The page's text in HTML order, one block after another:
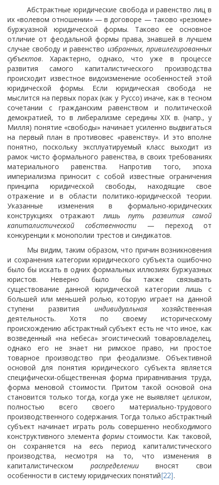
Абстрактные юридические свобода и равенство лиц в
их «волевом отношении» — в договоре — таково «резюме»
буржуазной юридической формы. Таково ее основное
отличие от феодальной формы права, знавшей в лучшем
случае свободу и равенство избранных, привилегированных
субъектов. Характерно, однако, что уже в процессе
развития самого капиталистического производства
происходит известное видоизменение особенностей этой
юридической формы. Если юридическая свобода не
мыслится на первых порах (как у Руссо) иначе, как в тесном
сочетании с гражданским равенством и политической
демократией, то в либерализме середины XIX в. (напр., у
Милля) понятие «свободы» начинает усиленно выдвигаться
на первый план в противовес «равенству». И это вполне
понятно, поскольку эксплуатируемый класс выходит из
рамок чисто формального равенства, в своих требованиях
материального равенства. Напротив того, эпоха
империализма приносит с собой известные ограничения
принципа юридической свободы, находящие свое
отражение и в области политико-юридической теории.
Указанные изменения в формально-юридических
конструкциях отражают лишьпуть развития самой
капиталистической собственности — переход от
конкуренции к монополии трестов и синдикатов.
Мы видим, таким образом, что причин возникновения
и сохранения категории юридического субъекта ошибочно
было бы искать в одних формальных иллюзиях буржуазных
юристов. Неверно было бы также связывать
существование данной юридической категории лишь с
большей или меньшей ролью, которую играет на данной
ступени развития индивидуальнаяхозяйственная
деятельность. Хотя по своему историческому
происхождению абстрактный субъект есть не что иное, как
возведенный «на небеса» эгоистический товаровладелец,
однако его не знает ни римское право, ни простое
товарное производство при феодализме. Объективной
основой для понятия юридического субъекта является
специфически-общественная форма приравнивания труда,
форма меновой стоимости. Притом такой основой она
становится только тогда, когда уже не выявляет целиком,
полностью всего своего материально-трудового
производственного содержания. Тогда только абстрактный
субъект начинает играть роль совершенно необходимого
конструктивного элемента формыстоимости. Как таковой,
он сохраняется навесь период капиталистического
производства, несмотря на то, что изменения в
капиталистическом распределениивносят свои
особенности в систему юридических понятий[22].